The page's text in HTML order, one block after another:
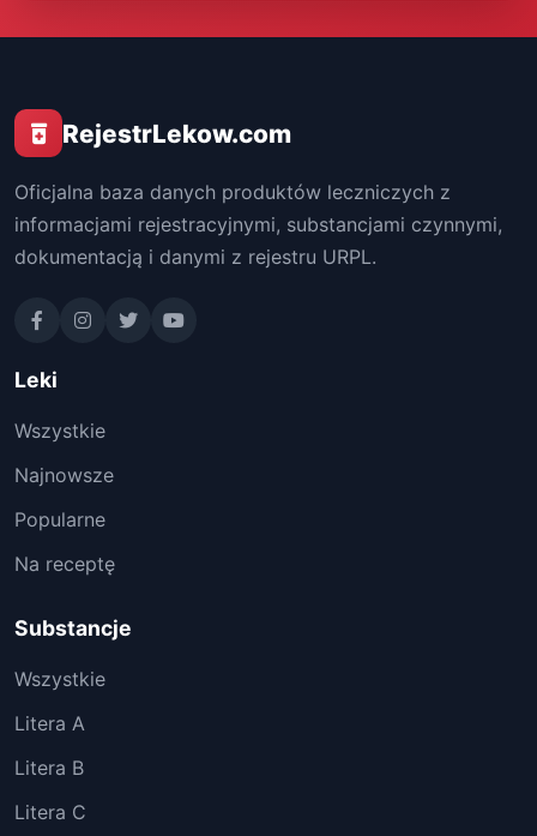
RejestrLekow.com
Oficjalna baza danych produktów leczniczych z
informacjami rejestracyjnymi, substancjami czynnymi,
dokumentacją i danymi z rejestru URPL.
Leki
Wszystkie
Najnowsze
Popularne
Na receptę
Substancje
Wszystkie
Litera A
Litera B
Litera C